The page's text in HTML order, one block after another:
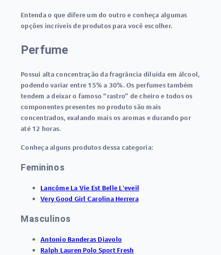
Entenda o que difere um do outro e conheça algumas
opções incríveis de produtos para você escolher.
Perfume
Possui alta concentração da fragrância diluída em álcool,
podendo variar entre 15% a 30%. Os perfumes também
tendem a deixar o famoso “rastro” de cheiro e todos os
componentes presentes no produto são mais
concentrados, exalando mais os aromas e durando por
até 12 horas.
Conheça alguns produtos dessa categoria:
Femininos
Lancôme La Vie Est Belle L'eveil
Very Good Girl Carolina Herrera
Masculinos
Antonio Banderas Diavolo
Ralph Lauren Polo Sport Fresh